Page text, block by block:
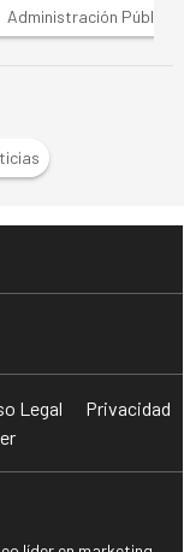
Administración Pública
Legal
Privacidad